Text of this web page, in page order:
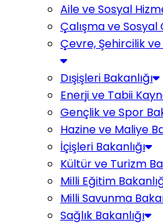
Aile ve Sosyal
Çalışma ve Sosyal
Çevre, Şehircilik ve
Dışişleri Bakanlığı
Enerji ve Tabii
Gençlik ve Spor
Hazine ve Maliye
İçişleri Bakanlığı
Kültür ve Turizm
Milli Eğitim
Milli Savunma
Sağlık Bakanlığı